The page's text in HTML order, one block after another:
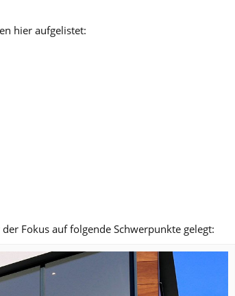
hier aufgelistet:
Fokus auf folgende Schwerpunkte gelegt: